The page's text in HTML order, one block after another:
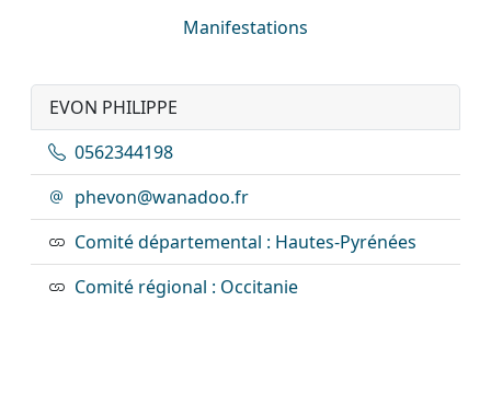
Manifestations
EVON PHILIPPE
0562344198
phevon@wanadoo.fr
Comité départemental : Hautes-Pyrénées
Comité régional : Occitanie